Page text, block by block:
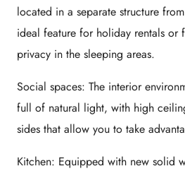
located in a separate structure
ideal feature for holiday rentals or
privacy in the sleeping areas.
Social spaces: The interior
full of natural light, with high
sides that allow you to take
Kitchen: Equipped with new solid